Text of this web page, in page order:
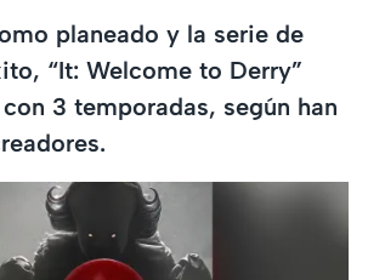
planeado y la serie de
“It: Welcome to Derry”
3 temporadas, según han